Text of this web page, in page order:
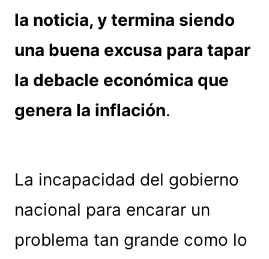
la noticia, y termina siendo
una buena excusa para tapar
la debacle económica que
genera la inflación.
La incapacidad del gobierno
nacional para encarar un
problema tan grande como lo